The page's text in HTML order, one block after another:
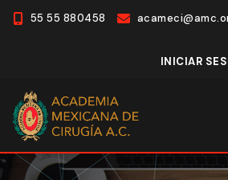
55 55 880458
INICIAR